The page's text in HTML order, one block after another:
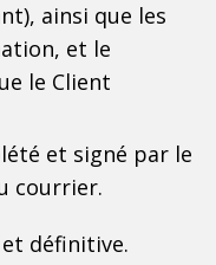
ainsi que les
et le
le Client
et signé par le
courrier.
définitive.